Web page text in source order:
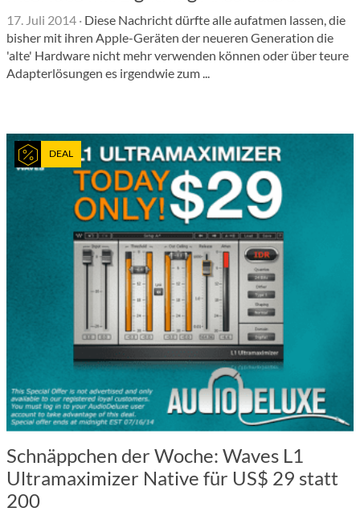
17. Juli 2014 · Diese Nachricht dürfte alle aufatmen lassen, die
bisher mit ihren Apple-Geräten der neueren Generation die
'alte' Hardware nicht mehr verwenden können oder über teure
Adapterlösungen es irgendwie zum ...
DEAL
Schnäppchen der Woche: Waves L1
Ultramaximizer Native für US$ 29 statt
200